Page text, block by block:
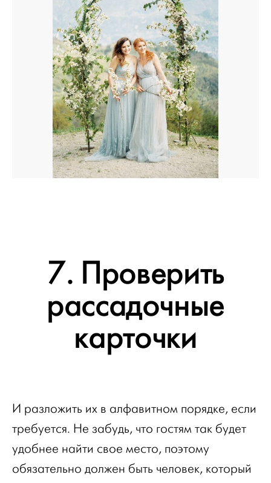
7. Проверить
рассадочные
карточки
И разложить их в алфавитном порядке, если
требуется. Не забудь, что гостям так будет
удобнее найти свое место, поэтому
обязательно должен быть человек, который